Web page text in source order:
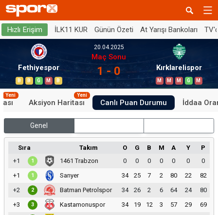
Hızlı Erişim İLK11 KUR Günün Özeti At Yarışı Bankoları
Fethiyespor
B B G M B
20.04.2025
Maç Sonu
1 - 0 Kırklarelispor
M M M G M
Yeni
Aksiyon Haritası
Yeni
Canlı Puan Durumu İddaa
Genel
Sıra Takım O G B M A Y
P
+1
1 1461 Trabzon 0 0 0 0 0 0
0
+1
1 Sarıyer 34 25 7 2 80 22
82
+2
2 Batman Petrolspor 34 26 2 6 64 24
80
+3
3 Kastamonuspor 34 19 12 3 57 29
69